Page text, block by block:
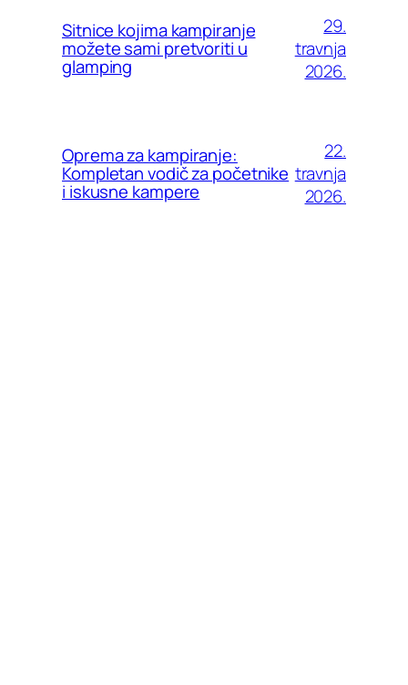
Sitnice kojima kampiranje
možete sami pretvoriti u
glamping
29.
travnja
2026.
Oprema za kampiranje:
Kompletan vodič za početnike
i iskusne kampere
22.
travnja
2026.